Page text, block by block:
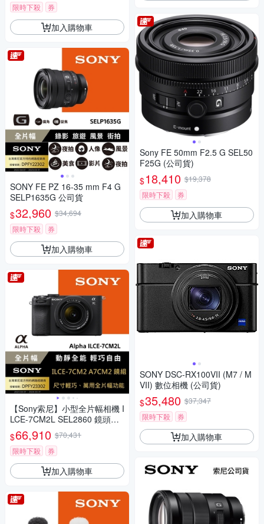
限時下殺
券
加入購物車
SONY FE PZ 16-35 mm F4 G
SELP1635G 公司貨
$32,960 $34,694
限時下殺
券
加入購物車
【Sony索尼】小型全片幅相機 I
LCE-7CM2L SEL2860 鏡頭組
(公司貨 保固18+6個月)
$66,910 $70,431
限時下殺
券
加入購物車
Sony FE 50mm F2.5 G SEL50
F25G (公司貨)
$18,410 $19,378
限時下殺
券
加入購物車
SONY DSC-RX100VII (M7 / M
VII) 數位相機 (公司貨)
$35,480 $37,347
限時下殺
券
加入購物車